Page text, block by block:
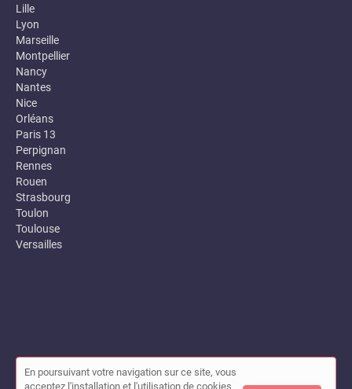
Lille
Lyon
Marseille
Montpellier
Nancy
Nantes
Nice
Orléans
Paris 13
Perpignan
Rennes
Rouen
Strasbourg
Toulon
Toulouse
Versailles
© Annuaire des entreprises locales (Garance) 2026 |
En poursuivant votre navigation sur ce site, vous
acceptez l'installation et l'utilisation de cookies